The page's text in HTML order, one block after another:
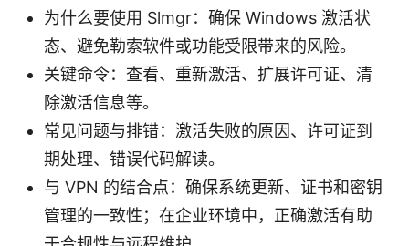
为什么要使用 Slmgr：确保 Windows 激活状
态、避免勒索软件或功能受限带来的风险。
关键命令：查看、重新激活、扩展许可证、清
除激活信息等。
常见问题与排错：激活失败的原因、许可证到
期处理、错误代码解读。
与 VPN 的结合点：确保系统更新、证书和密钥
管理的一致性；在企业环境中，正确激活有助